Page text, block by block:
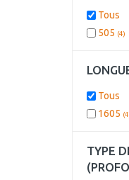
Tous
505 (4)
Tous
1605
TYPE